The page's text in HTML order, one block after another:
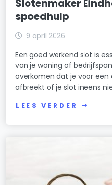
Slotenmaker
spoedhulp
9 april 2026
Een goed werkend slot is
van je woning of
overkomen dat je voor
afbreekt of je slot ineens
LEES VERDER